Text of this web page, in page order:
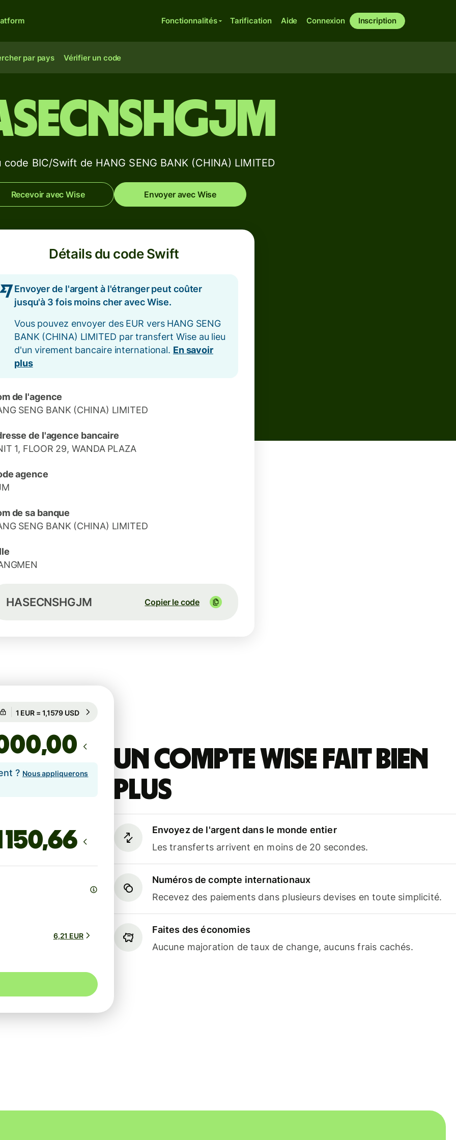
Fonctionnalités Tarification Aide Connexion Inscription
par pays Vérifier un code
code BIC/Swift de HANG SENG BANK (CHINA) LIMITED
Recevoir avec Wise Envoyer avec Wise
Détails du code Swift
Envoyer de l'argent à l'étranger peut coûter
jusqu'à 3 fois moins cher avec Wise.
Vous pouvez envoyer des EUR vers HANG SENG
BANK (CHINA) LIMITED par transfert Wise au lieu
d'un virement bancaire international. En savoir
plus
de l'agence
SENG BANK (CHINA) LIMITED
de l'agence bancaire
1, FLOOR 29, WANDA PLAZA
agence
de sa banque
SENG BANK (CHINA) LIMITED
HASECNSHGJM Copier le code
Un compte Wise fait bien
plus
Envoyez de l'argent dans le monde entier
Les transferts arrivent en moins de 20 secondes.
Numéros de compte internationaux
Recevez des paiements dans plusieurs devises en toute simplicité.
Faites des économies
Aucune majoration de taux de change, aucuns frais cachés.
Garanti pour 98 h
,00
? Nous appliquerons
6,21 EUR